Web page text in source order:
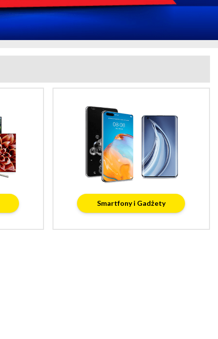
Smartfony i Gadżety